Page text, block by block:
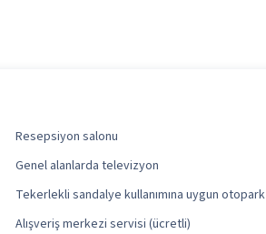
Resepsiyon salonu
Genel alanlarda televizyon
Tekerlekli sandalye kullanımına uygun otopark
Alışveriş merkezi servisi (ücretli)